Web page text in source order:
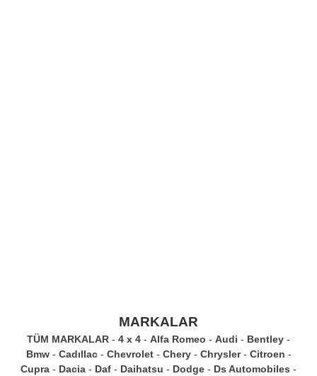
MARKALAR
TÜM MARKALAR 4 x 4 Alfa Romeo Audi
Bentley
Bmw
Cadıllac Chevrolet Chery Chrysler
Citroen
Cupra
Dacia Daf Daihatsu Dodge
Ds Automobiles